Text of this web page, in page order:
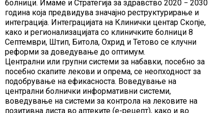
болници. Имаме и Стратегија за здравство 2020 − 2030
година која предвидува значајно реструктурирање и
интеграција. Интеграцијата на Клинички центар Скопје,
како и регионализацијата со клиничките болници 8
Септември, Штип, Битола, Охрид и Тетово се клучни
реформи за доведување до оптимум.
Централни или групни системи за набавки, посебно за
посебно скапите лекови и опрема, се неопходност за
подобрување на ефикасноста. Воведување на
централни болнички информативни системи,
воведување на системи за контрола на лековите на
позитивна листа во аптеките (е-рецепт), како и во